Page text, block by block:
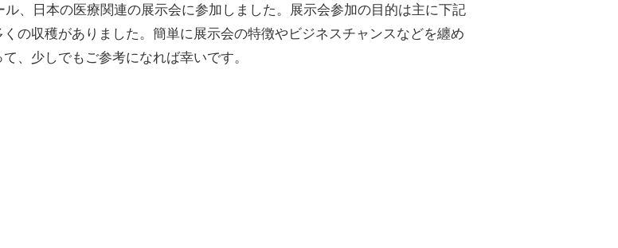
、日本の医療関連の展示会に参加しました。展示会参加の目的は主に下記
の収穫がありました。簡単に展示会の特徴やビジネスチャンスなどを纏め
、少しでもご参考になれば幸いです。